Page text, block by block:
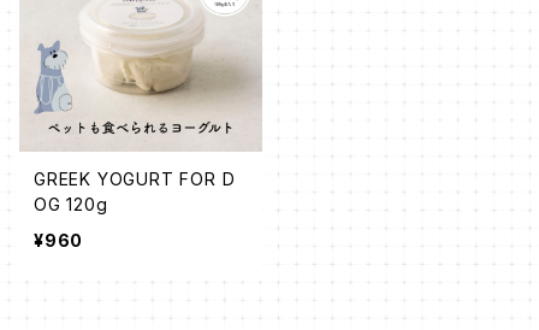
GREEK YOGURT FOR D
OG 120g
¥960